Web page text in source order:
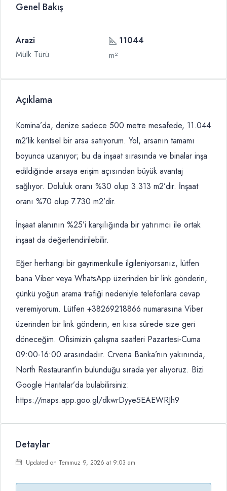
Genel Bakış
Arazi
Mülk Türü
11044
m²
Açıklama
Komina’da, denize sadece 500 metre mesafede, 11.044
m2’lik kentsel bir arsa satıyorum. Yol, arsanın tamamı
boyunca uzanıyor; bu da inşaat sırasında ve binalar inşa
edildiğinde arsaya erişim açısından büyük avantaj
sağlıyor. Doluluk oranı %30 olup 3.313 m2’dir. İnşaat
oranı %70 olup 7.730 m2’dir.
İnşaat alanının %25’i karşılığında bir yatırımcı ile ortak
inşaat da değerlendirilebilir.
Eğer herhangi bir gayrimenkulle ilgileniyorsanız, lütfen
bana Viber veya WhatsApp üzerinden bir link gönderin,
çünkü yoğun arama trafiği nedeniyle telefonlara cevap
veremiyorum. Lütfen +38269218866 numarasına Viber
üzerinden bir link gönderin, en kısa sürede size geri
döneceğim. Ofisimizin çalışma saatleri Pazartesi-Cuma
09:00-16:00 arasındadır. Crvena Banka’nın yakınında,
North Restaurant’ın bulunduğu sırada yer alıyoruz. Bizi
Google Haritalar’da bulabilirsiniz:
https://maps.app.goo.gl/dkwrDyye5EAEWRJh9
Detaylar
Updated on Temmuz 9, 2026 at 9:03 am